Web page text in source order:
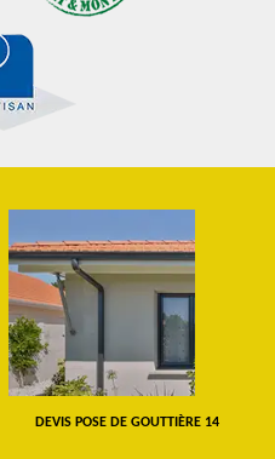
DEVIS POSE DE GOUTTIÈRE 14